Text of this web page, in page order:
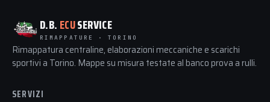
D.B. ECUSERVICE
RIMAPPATURE · TORINO
Rimappatura centraline, elaborazioni meccaniche e scarichi
sportivi a Torino. Mappe su misura testate al banco prova a rulli.
SERVIZI